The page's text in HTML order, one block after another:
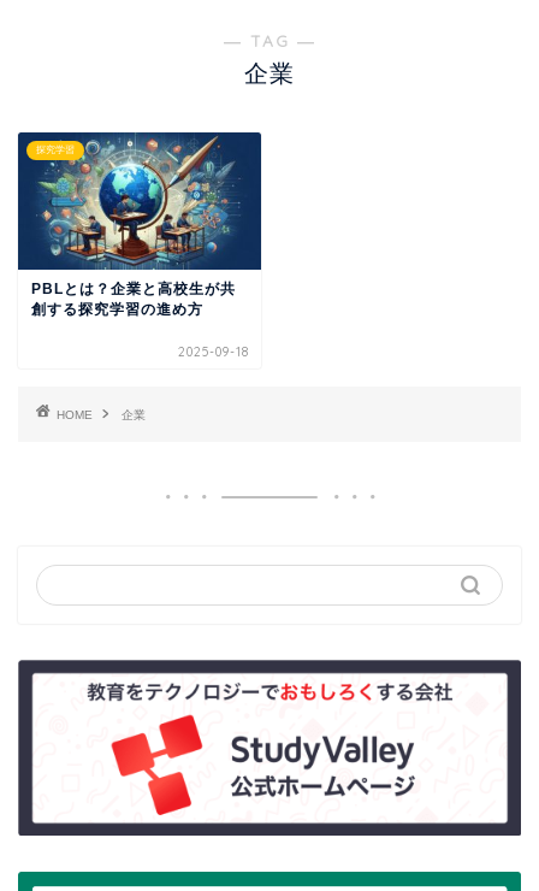
― TAG ―
企業
探究学習
PBLとは？企業と高校生が共
創する探究学習の進め方
2025-09-18
HOME 企業